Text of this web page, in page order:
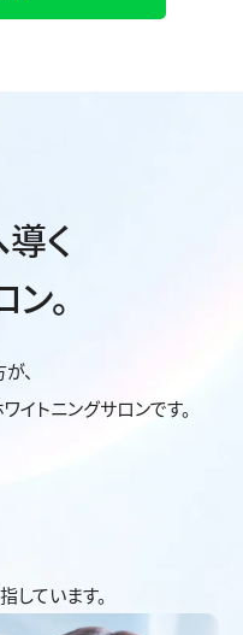
く
。
、
トニングサロンです。
ています。